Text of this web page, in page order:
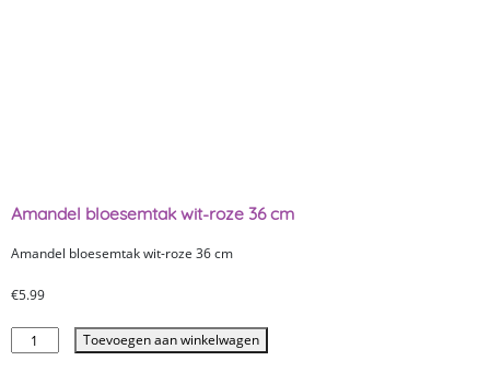
Amandel bloesemtak wit-roze 36 cm
Amandel bloesemtak wit-roze 36 cm
€5.99
Toevoegen aan winkelwagen